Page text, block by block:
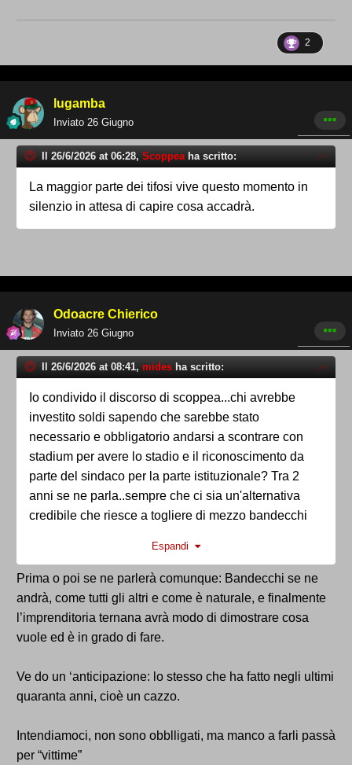
2
lugamba
Inviato 26 Giugno
Il 26/6/2026 at 06:28, Scoppeaha scritto:
La maggior parte dei tifosi vive questo momento in
silenzio in attesa di capire cosa accadrà.
Odoacre Chierico
Inviato 26 Giugno
Il 26/6/2026 at 08:41, mides ha scritto:
Io condivido il discorso di scoppea...chi avrebbe
investito soldi sapendo che sarebbe stato
necessario e obbligatorio andarsi a scontrare con
stadium per avere lo stadio e il riconoscimento da
parte del sindaco per la parte istituzionale? Tra 2
anni se ne parla..sempre che ci sia un'alternativa
credibile che riesce a togliere di mezzo bandecchi
Espandi
Prima o poi se ne parlerà comunque: Bandecchi se ne
andrà, come tutti gli altri e come è naturale, e finalmente
l’imprenditoria ternana avrà modo di dimostrare cosa
vuole ed è in grado di fare.
Ve do un ‘anticipazione: lo stesso che ha fatto negli ultimi
quaranta anni, cioè un cazzo.
Intendiamoci, non sono obblligati, ma manco a farli passà
per “vittime”